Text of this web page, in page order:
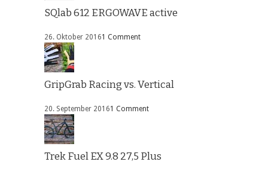
SQlab 612 ERGOWAVE active
26. Oktober 20161 Comment
GripGrab Racing vs. Vertical
20. September 20161 Comment
Trek Fuel EX 9.8 27,5 Plus